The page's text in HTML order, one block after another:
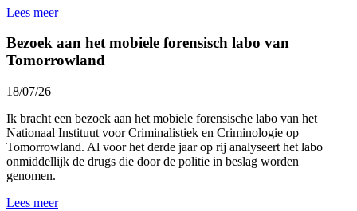
Lees meer
Bezoek aan het mobiele forensisch labo van
Tomorrowland
18/07/26
Ik bracht een bezoek aan het mobiele forensische labo van het
Nationaal Instituut voor Criminalistiek en Criminologie op
Tomorrowland. Al voor het derde jaar op rij analyseert het labo
onmiddellijk de drugs die door de politie in beslag worden
genomen.
Lees meer